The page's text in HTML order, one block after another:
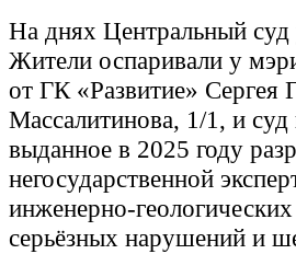
На днях Центральный суд
Жители оспаривали у
от ГК «Развитие» Сергея
Массалитинова, 1/1, и
выданное в 2025 году
негосударственной
серьёзных нарушений и